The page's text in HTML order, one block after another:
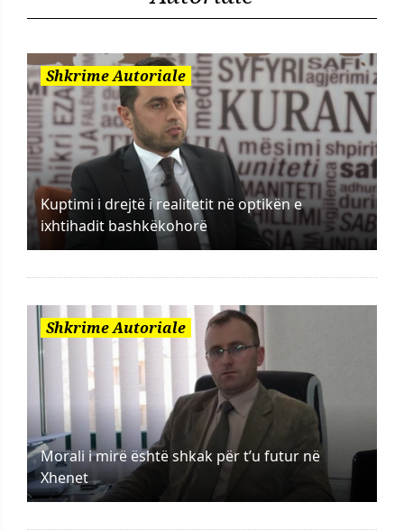
Shkrime Autoriale
Kuptimi i drejtë i realitetit në optikën e
ixhtihadit bashkëkohorë
Shkrime Autoriale
Morali i mirë është shkak për t’u futur në
Xhenet